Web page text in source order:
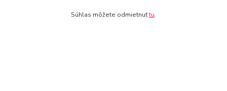
WWW.POTRAVINY-ONLINE.SK
Súhlas môžete odmietnuťtu.